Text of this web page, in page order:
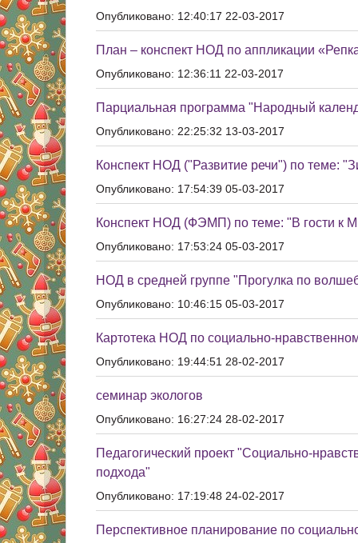
Опубликовано: 12:40:17 22-03-2017
План – конспект НОД по аппликации
Опубликовано: 12:36:11 22-03-2017
Парциальная программа "Народный
Опубликовано: 22:25:32 13-03-2017
Конспект НОД ("Развитие речи") по теме:
Опубликовано: 17:54:39 05-03-2017
Конспект НОД (ФЭМП) по теме: "В гости к
Опубликовано: 17:53:24 05-03-2017
НОД в средней группе "Прогулка по
Опубликовано: 10:46:15 05-03-2017
Картотека НОД по социально-
Опубликовано: 19:44:51 28-02-2017
семинар экологов
Опубликовано: 16:27:24 28-02-2017
Педагогический проект "Социально-
подхода"
Опубликовано: 17:19:48 24-02-2017
Перспективное планирование по